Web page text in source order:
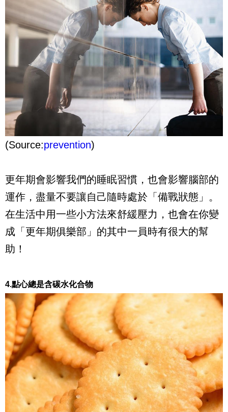
(Source:prevention)
更年期會影響我們的睡眠習慣，也會影響腦部的
運作，盡量不要讓自己隨時處於「備戰狀態」。
在生活中用一些小方法來舒緩壓力，也會在你變
成「更年期俱樂部」的其中一員時有很大的幫
助！
4.點心總是含碳水化合物